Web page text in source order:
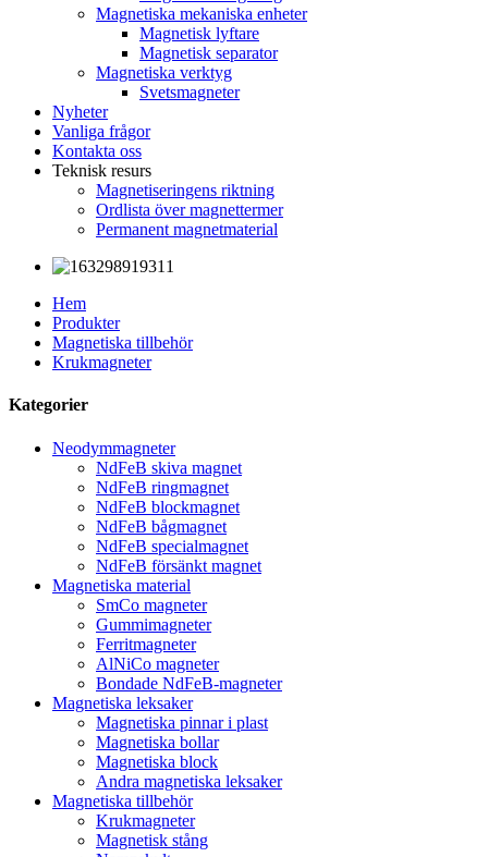
Magnetiska mekaniska enheter
Magnetisk lyftare
Magnetisk separator
Magnetiska verktyg
Svetsmagneter
Nyheter
Vanliga frågor
Kontakta oss
Teknisk resurs
Magnetiseringens riktning
Ordlista över magnettermer
Permanent magnetmaterial
Hem
Produkter
Magnetiska tillbehör
Krukmagneter
Kategorier
Neodymmagneter
NdFeB skiva magnet
NdFeB ringmagnet
NdFeB blockmagnet
NdFeB bågmagnet
NdFeB specialmagnet
NdFeB försänkt magnet
Magnetiska material
SmCo magneter
Gummimagneter
Ferritmagneter
AlNiCo magneter
Bondade NdFeB-magneter
Magnetiska leksaker
Magnetiska pinnar i plast
Magnetiska bollar
Magnetiska block
Andra magnetiska leksaker
Magnetiska tillbehör
Krukmagneter
Magnetisk stång